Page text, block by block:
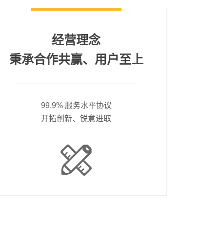
经营理念
秉承合作共赢、用户至上
99.9% 服务水平协议
开拓创新、锐意进取